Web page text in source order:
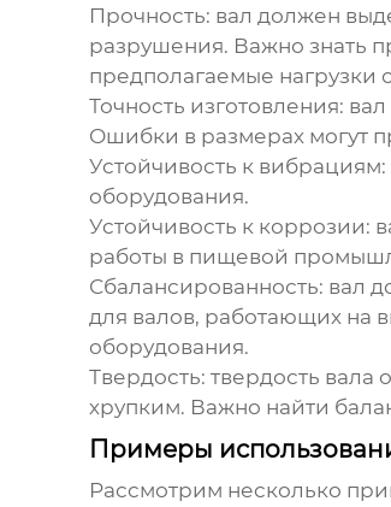
Прочность: вал должен
разрушения. Важно знать
предполагаемые нагрузки
Точность изготовления:
Ошибки в размерах могут
Устойчивость к вибрациям
оборудования.
Устойчивость к коррозии:
работы в пищевой
Сбалансированность: вал
для валов, работающих на
оборудования.
Твердость: твердость вала
хрупким. Важно найти
Примеры
Рассмотрим несколько